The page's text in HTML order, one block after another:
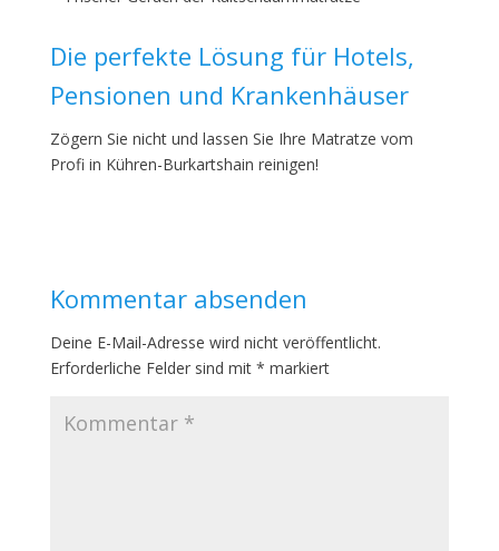
Die perfekte Lösung für Hotels,
Pensionen und Krankenhäuser
Zögern Sie nicht und lassen Sie Ihre Matratze vom
Profi in Kühren-Burkartshain reinigen!
Kommentar absenden
Deine E-Mail-Adresse wird nicht veröffentlicht.
Erforderliche Felder sind mit * markiert